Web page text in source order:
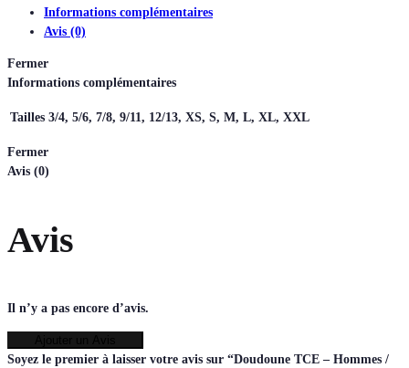
Informations complémentaires
Avis (0)
Fermer
Informations complémentaires
Tailles 3/4, 5/6, 7/8, 9/11, 12/13, XS, S, M, L, XL, XXL
Fermer
Avis (0)
Avis
Il n’y a pas encore d’avis.
Soyez le premier à laisser votre avis sur “Doudoune TCE – Hommes /